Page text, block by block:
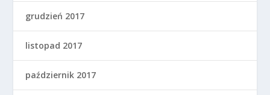
grudzień 2017
listopad 2017
październik 2017